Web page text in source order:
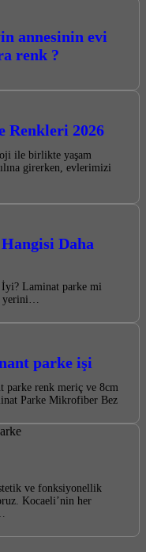
annesinin evi
renk ?
Renkleri 2026
ile birlikte yaşam
girerken, evlerimizi
Daha
Laminat parke mi
yerini…
parke işi
parke renk meriç ve 8cm
Parke Mikrofiber Bez
ve fonksiyonellik
Kocaeli’nin her